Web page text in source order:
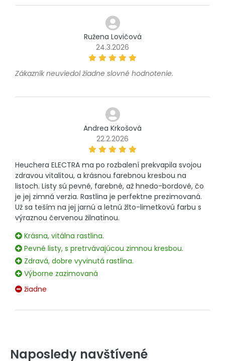
Ružena Lovičová
24.3.2026
Zákazník neuviedol žiadne slovné hodnotenie.
Andrea Krkošová
22.2.2026
Heuchera ELECTRA ma po rozbalení prekvapila svojou
zdravou vitalitou, a krásnou farebnou kresbou na
listoch. Listy sú pevné, farebné, až hnedo-bordové, čo
je jej zimná verzia. Rastlina je perfektne prezimovaná.
Už sa teším na jej jarnú a letnú žlto-limetkovú farbu s
výraznou červenou žilnatinou.
Krásna, vitálna rastlina.
Pevné listy, s pretrvávajúcou zimnou kresbou.
Zdravá, dobre vyvinutá rastlina.
Výborne zazimovaná
žiadne
Naposledy navštívené